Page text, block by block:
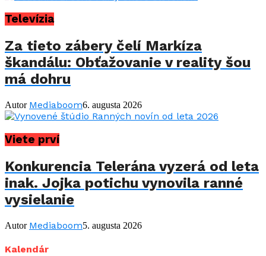
Televízia
Za tieto zábery čelí Markíza
škandálu: Obťažovanie v reality šou
má dohru
Autor Mediaboom6. augusta 2026
Viete prví
Konkurencia Telerána vyzerá od leta
inak. Jojka potichu vynovila ranné
vysielanie
Autor Mediaboom5. augusta 2026
Kalendár